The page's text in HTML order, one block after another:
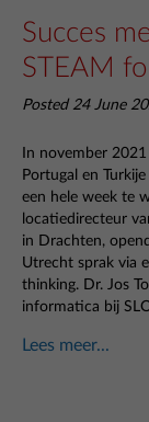
Succes
STEAM
Posted 24 June
In november
Portugal en
een hele week te
locatiedirecteur
in Drachten,
Utrecht sprak via
thinking. Dr. Jos
informatica bij
Lees meer...